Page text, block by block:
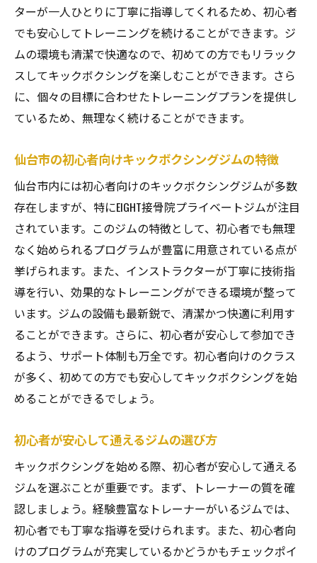
ターが一人ひとりに丁寧に指導してくれるため、初心者
でも安心してトレーニングを続けることができます。ジ
ムの環境も清潔で快適なので、初めての方でもリラック
スしてキックボクシングを楽しむことができます。さら
に、個々の目標に合わせたトレーニングプランを提供し
ているため、無理なく続けることができます。
仙台市の初心者向けキックボクシングジムの特徴
仙台市内には初心者向けのキックボクシングジムが多数
存在しますが、特にEIGHT接骨院プライベートジムが注目
されています。このジムの特徴として、初心者でも無理
なく始められるプログラムが豊富に用意されている点が
挙げられます。また、インストラクターが丁寧に技術指
導を行い、効果的なトレーニングができる環境が整って
います。ジムの設備も最新鋭で、清潔かつ快適に利用す
ることができます。さらに、初心者が安心して参加でき
るよう、サポート体制も万全です。初心者向けのクラス
が多く、初めての方でも安心してキックボクシングを始
めることができるでしょう。
初心者が安心して通えるジムの選び方
キックボクシングを始める際、初心者が安心して通える
ジムを選ぶことが重要です。まず、トレーナーの質を確
認しましょう。経験豊富なトレーナーがいるジムでは、
初心者でも丁寧な指導を受けられます。また、初心者向
けのプログラムが充実しているかどうかもチェックポイ